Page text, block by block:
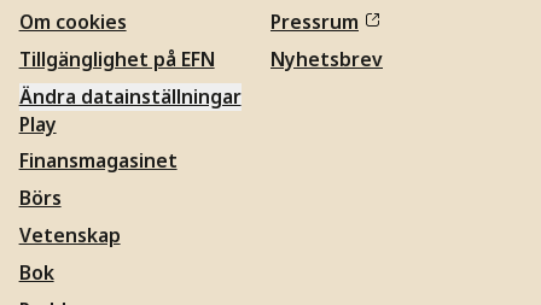
Om cookies
Tillgänglighet på EFN
Ändra datainställningar
Pressrum
Nyhetsbrev
Play
Finansmagasinet
Börs
Vetenskap
Bok